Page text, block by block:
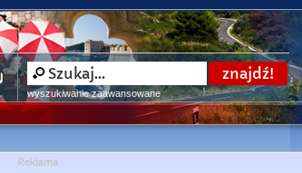
wyszukiwanie zaawansowane